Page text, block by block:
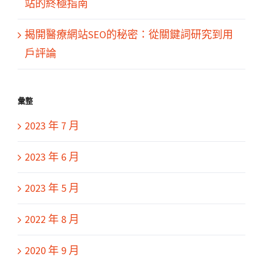
站的終極指南
揭開醫療網站SEO的秘密：從關鍵詞研究到用
戶評論
彙整
2023 年 7 月
2023 年 6 月
2023 年 5 月
2022 年 8 月
2020 年 9 月